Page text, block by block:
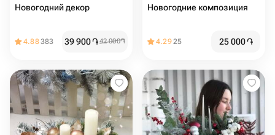
Новогодний декор
4.88383 39 900֏42 000֏
Новогодние композиция
4.2925 25 000֏